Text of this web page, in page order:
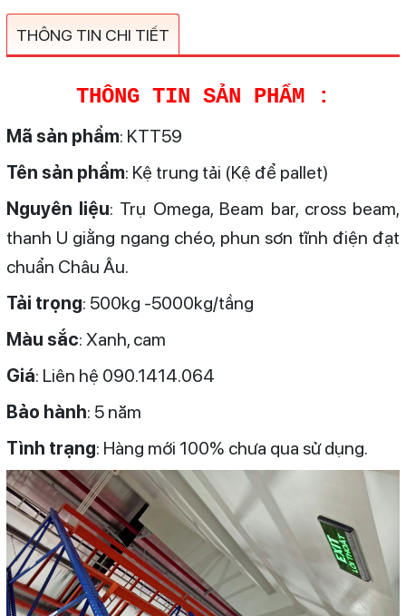
THÔNG TIN CHI TIẾT
THÔNG TIN SẢN PHẨM :
Mã sản phẩm: KTT59
Tên sản phẩm: Kệ trung tải (Kệ để pallet)
Nguyên liệu: Trụ Omega, Beam bar, cross beam,
thanh U giằng ngang chéo, phun sơn tĩnh điện đạt
chuẩn Châu Âu.
Tải trọng: 500kg -5000kg/tầng
Màu sắc: Xanh, cam
Giá: Liên hệ 090.1414.064
Bảo hành: 5 năm
Tình trạng: Hàng mới 100% chưa qua sử dụng.